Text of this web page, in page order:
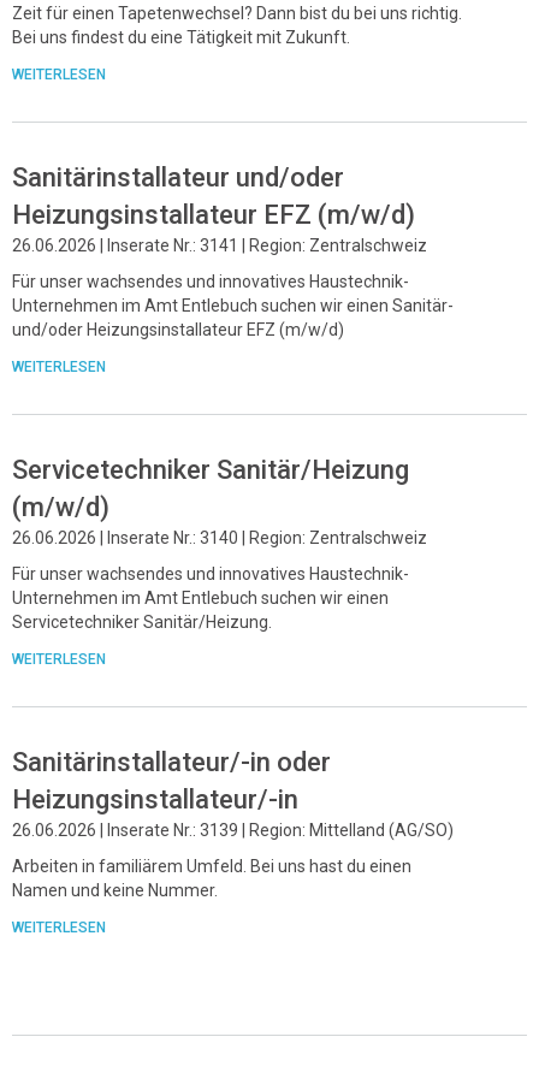
Zeit für einen Tapetenwechsel? Dann bist du bei uns richtig.
Bei uns findest du eine Tätigkeit mit Zukunft.
WEITERLESEN
Sanitärinstallateur und/oder
Heizungsinstallateur EFZ (m/w/d)
26.06.2026 | Inserate Nr.: 3141 | Region: Zentralschweiz
Für unser wachsendes und innovatives Haustechnik-
Unternehmen im Amt Entlebuch suchen wir einen Sanitär-
und/oder Heizungsinstallateur EFZ (m/w/d)
WEITERLESEN
Servicetechniker Sanitär/Heizung
(m/w/d)
26.06.2026 | Inserate Nr.: 3140 | Region: Zentralschweiz
Für unser wachsendes und innovatives Haustechnik-
Unternehmen im Amt Entlebuch suchen wir einen
Servicetechniker Sanitär/Heizung.
WEITERLESEN
Sanitärinstallateur/-in oder
Heizungsinstallateur/-in
26.06.2026 | Inserate Nr.: 3139 | Region: Mittelland (AG/SO)
Arbeiten in familiärem Umfeld. Bei uns hast du einen
Namen und keine Nummer.
WEITERLESEN